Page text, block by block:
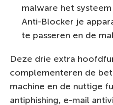
malware het
Anti-Blocker je
te passeren en de
Deze drie extra
complementeren de
machine en de nuttige
antiphishing, e-mail